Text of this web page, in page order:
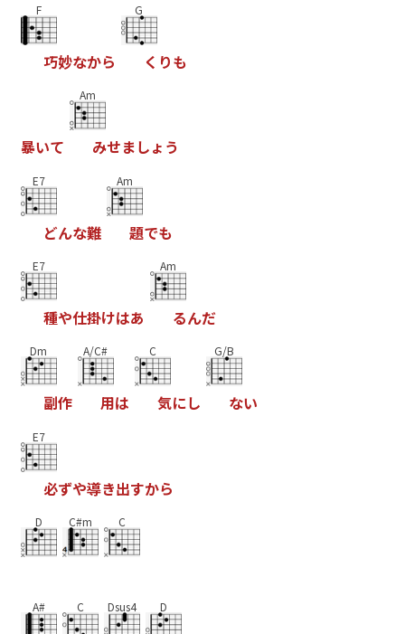
F
巧妙なから
G
く りも
暴いて
Am
みせましょ う
E7
どんな難
Am
題でも
E7
種や仕掛けはあ
Am
るんだ
Dm
副作
A/C#
用は
C
気にし
G/B
ない
E7
必ずや導き出すから
D C#m C
A# C Dsus4 D